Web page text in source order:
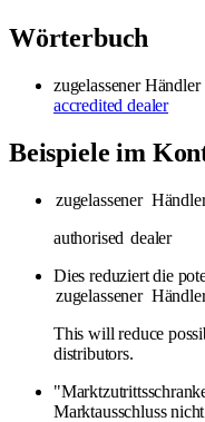
Wörterbuch
zugelassener Händler
accredited dealer
Beispiele im
zugelassener
authorised dealer
Dies reduziert die
zugelassener
This will reduce
distributors.
Marktausschluss nicht